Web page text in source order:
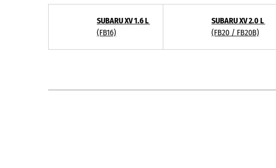
SUBARU XV 1.6 L
(FB16)
SUBARU XV 2.0 L
(FB20 / FB20B)